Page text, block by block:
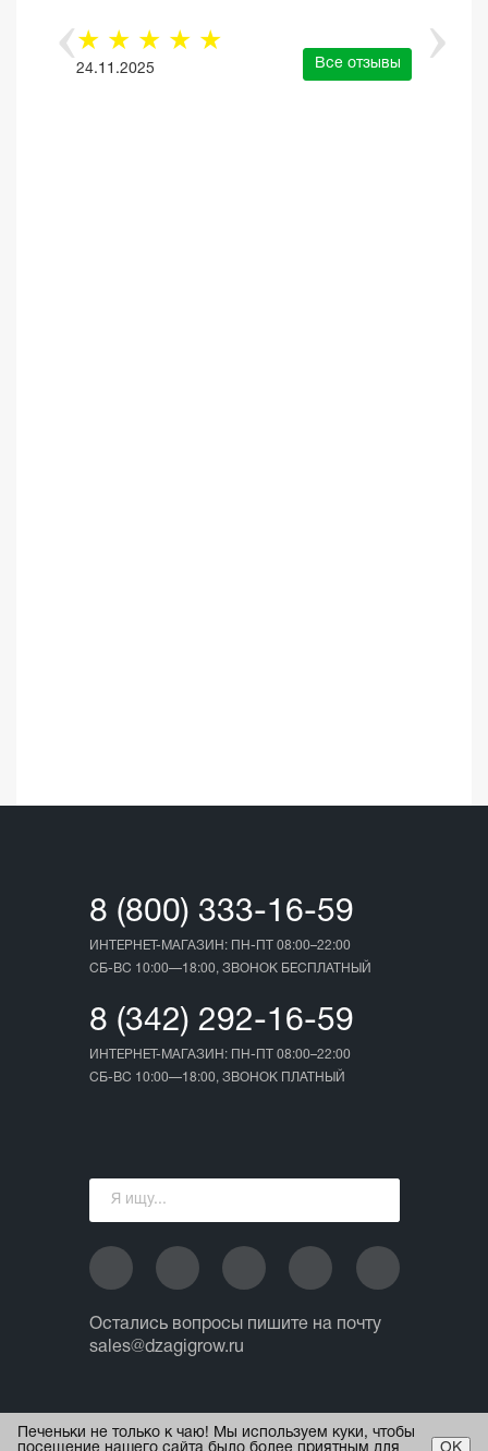
☆
☆
☆
☆
☆
24.11.2025 Все отзывы
8 (800) 333-16-59
ИНТЕРНЕТ-МАГАЗИН: ПН-ПТ 08:00–22:00
СБ-ВС 10:00—18:00, ЗВОНОК БЕСПЛАТНЫЙ
8 (342) 292-16-59
ИНТЕРНЕТ-МАГАЗИН: ПН-ПТ 08:00–22:00
СБ-ВС 10:00—18:00, ЗВОНОК ПЛАТНЫЙ
Остались вопросы пишите на почту
sales@dzagigrow.ru
© 2013 - 2026 ИП Ежов А.А.
Все права защищены.
Печеньки не только к чаю! Мы используем куки, чтобы